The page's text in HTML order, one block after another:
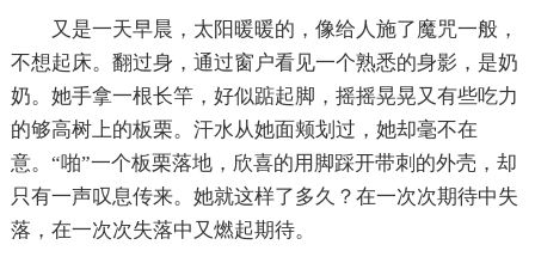
又是一天早晨，太阳暖暖的，像给人施了魔咒一般，
不想起床。翻过身，通过窗户看见一个熟悉的身影，是奶
奶。她手拿一根长竿，好似踮起脚，摇摇晃晃又有些吃力
的够高树上的板栗。汗水从她面颊划过，她却毫不在
意。“啪”一个板栗落地，欣喜的用脚踩开带刺的外壳，却
只有一声叹息传来。她就这样了多久？在一次次期待中失
落，在一次次失落中又燃起期待。